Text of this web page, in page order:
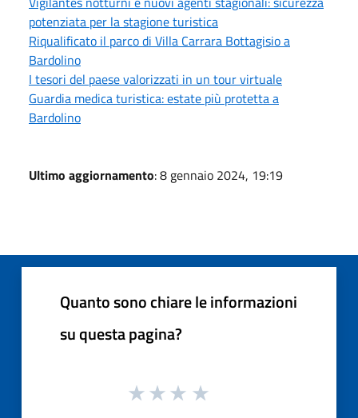
potenziata per la stagione turistica
Riqualificato il parco di Villa Carrara Bottagisio a
Bardolino
I tesori del paese valorizzati in un tour virtuale
Guardia medica turistica: estate più protetta a
Bardolino
Ultimo aggiornamento: 8 gennaio 2024, 19:19
Quanto sono chiare le informazioni
su questa pagina?